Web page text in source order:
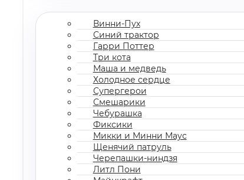
Винни-Пух
Синий трактор
Гарри Поттер
Три кота
Маша и медведь
Холодное сердце
Супергерои
Смешарики
Чебурашка
Фиксики
Микки и Минни Маус
Щенячий патруль
Черепашки-ниндзя
Литл Пони